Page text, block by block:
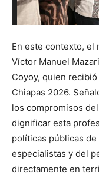
En este contexto, el
Víctor Manuel
Coyoy, quien
Chiapas 2026.
los compromisos
dignificar esta
políticas públicas
especialistas y del
directamente en